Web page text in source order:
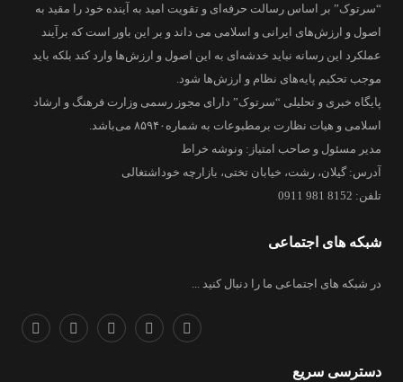
“سرتوک” بر اساس رسالت حرفه‌ای و تقویت امید به آینده خود را مقید به
اصول و ارزش‌های ایرانی و اسلامی می داند و بر این باور است که برآیند
عملکرد این رسانه نباید خدشه‌ای به این اصول و ارزش‌ها وارد کند بلکه باید
موجب تحکیم پایه‌های نظام و ارزش‌ها شود.
پایگاه خبری و تحلیلی “سرتوک” دارای مجوز رسمی وزارت فرهنگ و ارشاد
اسلامی و هیات نظارت برمطبوعات به شماره۸۵۹۴۰ می‌باشد.
مدیر مسئول و صاحب امتیاز: ونوشه خراط
آدرس: گیلان، رشت، خیابان تختی، بازارچه خوداشتغالی
تلفن: 8152 981 0911
شبکه های اجتماعی
در شبکه های اجتماعی ما را دنبال کنید ...
دسترسی سریع